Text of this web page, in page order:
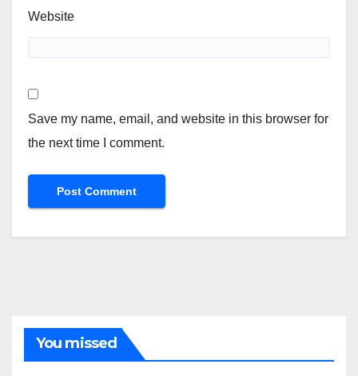
Website
Save my name, email, and website in this browser for
the next time I comment.
You missed